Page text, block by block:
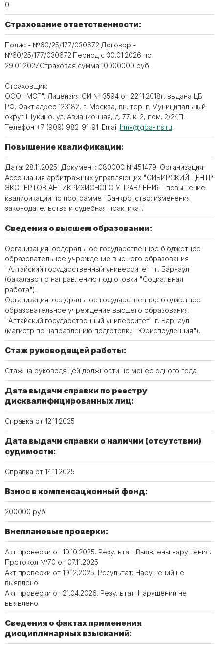
0
Страхование ответственности:
Полис - №60/25/177/030672.Договор -
№60/25/177/030672.Период с 30.01.2026 по
29.01.2027.Страховая сумма 10000000 руб.
Страховщик:
ООО "МСГ". Лицензия СИ № 3594 от 22.11.2018г. выдана ЦБ
РФ. Факт.адрес 123182, г. Москва, вн. тер. г. Муниципальный
округ Щукино, ул. Авиационная, д. 77, к. 2, пом. 2/24П.
Телефон +7 (909) 982-91-91. Email hmv@gba-ins.ru.
Повышение квалификации:
Дата: 28.11.2025. Документ: 080000 №451479. Организация:
Ассоциация арбитражных управляющих "СИБИРСКИЙ ЦЕНТР
ЭКСПЕРТОВ АНТИКРИЗИСНОГО УПРАВЛЕНИЯ" повышение
квалификации по программе "Банкротство: изменения
законодательства и судебная практика".
Сведения о высшем образовании:
Организация: федеральное государственное бюджетное
образовательное учреждение высшего образования
"Алтайский государственный университет" г. Барнаул
(бакалавр по направлению подготовки "Социальная
работа").
Организация: федеральное государственное бюджетное
образовательное учреждение высшего образования
"Алтайский государственный университет" г. Барнаул
(магистр по направлению подготовки "Юриспруденция").
Стаж руководящей работы:
Стаж на руководящей должности не менее одного года
Дата выдачи справки по реестру
дисквалифицированных лиц:
Справка от 12.11.2025
Дата выдачи справки о наличии (отсутствии)
судимости:
Справка от 14.11.2025
Взнос в компенсационный фонд:
200000 руб.
Внеплановые проверки:
Акт проверки от 10.10.2025. Результат: Выявлены нарушения.
Протокол №70 от 07.11.2025
Акт проверки от 19.12.2025. Результат: Нарушений не
выявлено.
Акт проверки от 21.04.2026. Результат: Нарушений не
выявлено.
Сведения о фактах применения
дисциплинарных взысканий: